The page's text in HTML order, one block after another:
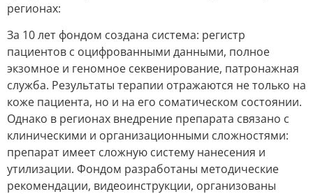
регионах:
За 10 лет фондом создана система: регистр
пациентов с оцифрованными данными, полное
экзомное и геномное секвенирование, патронажная
служба. Результаты терапии отражаются не только на
коже пациента, но и на его соматическом состоянии.
Однако в регионах внедрение препарата связано с
клиническими и организационными сложностями:
препарат имеет сложную систему нанесения и
утилизации. Фондом разработаны методические
рекомендации, видеоинструкции, организованы